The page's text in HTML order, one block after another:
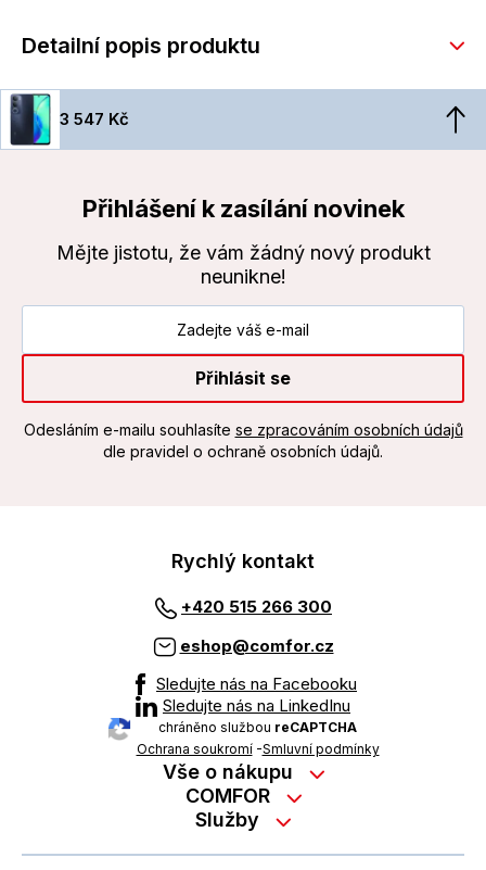
Detailní popis produktu
3 547 Kč
Přihlášení k zasílání novinek
Mějte jistotu, že vám žádný nový produkt
neunikne!
Přihlásit se
Odesláním e-mailu souhlasíte se zpracováním osobních údajů
dle pravidel o ochraně osobních údajů.
Rychlý kontakt
+420 515 266 300
eshop@comfor.cz
Sledujte nás na Facebooku
Sledujte nás na LinkedInu
chráněno službou reCAPTCHA
Ochrana soukromí-Smluvní podmínky
Vše o nákupu
Nákup na splátky
Možnosti platby
COMFOR
Kontakty
Kariéra
Služby